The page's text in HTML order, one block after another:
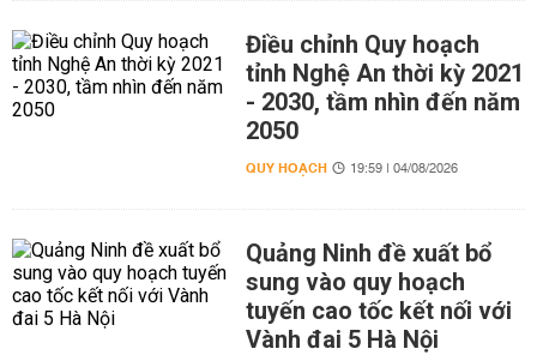
Điều chỉnh Quy hoạch
tỉnh Nghệ An thời kỳ 2021
- 2030, tầm nhìn đến năm
2050
QUY HOẠCH 19:59 | 04/08/2026
Quảng Ninh đề xuất bổ
sung vào quy hoạch
tuyến cao tốc kết nối với
Vành đai 5 Hà Nội